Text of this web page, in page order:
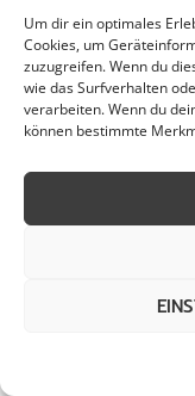
Um dir ein optimales
Cookies, um
zuzugreifen. Wenn du
wie das Surfverhalten
verarbeiten. Wenn du
können bestimmte
Private
profitieren
sondern auch
Schnee und Eis
von erfahrenen